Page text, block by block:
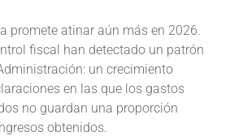
promete atinar aún más en 2026.
fiscal han detectado un patrón
un crecimiento
en las que los gastos
no guardan una proporción
obtenidos.